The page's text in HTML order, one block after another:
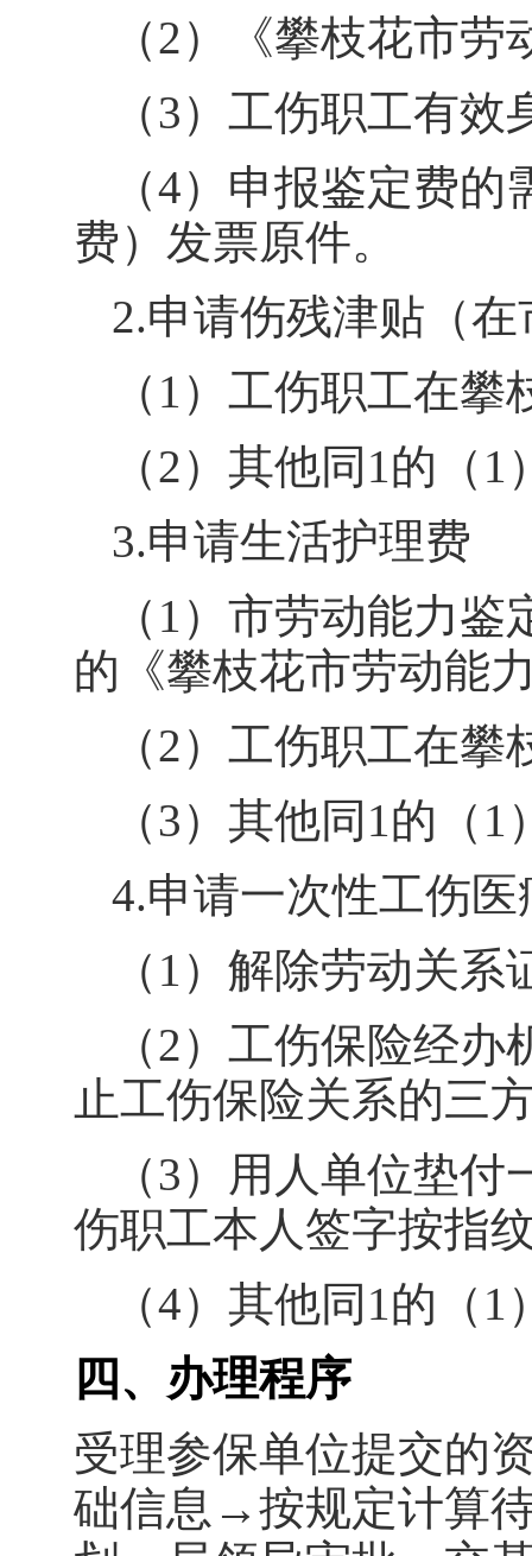
（2）《攀枝花市劳
（3）工伤职工有效
（4）申报鉴定费的
费）发票原件。
2.申请伤残津贴（
（ 1 ）工伤职工在攀
（2）其他同 1的 （ 1
3.申请生活护理费
（ 1 ） 市劳动能力鉴
的《攀枝花市劳动能
（2）工伤职工在攀
（3）其他同 1的 （ 1
4.申请一次性工伤
（ 1 ） 解除劳动关系
（2）工伤保险经办
止工伤保险关系的三
（3）用人单位垫付
伤职工本人签字按指
（4） 其他同 1的 （ 1
四、办理程序
受理参保单位提交的
础信息→按规定计算